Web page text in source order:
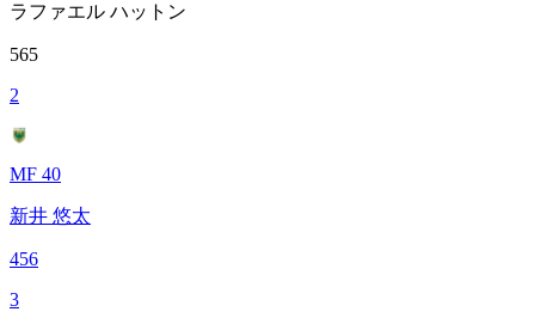
ラファエル ハットン
565
2
MF 40
新井 悠太
456
3